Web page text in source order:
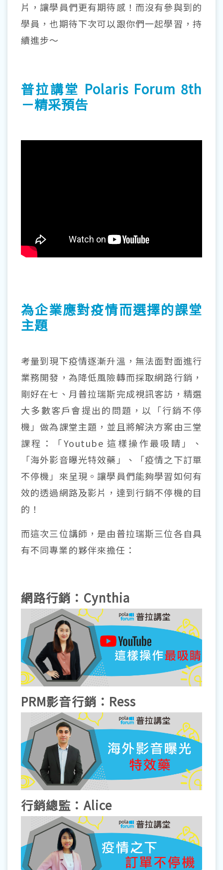
片，讓學員們更有期待感！而沒有參與到的
學員，也期待下次可以跟你們一起學習，持
續進步～
普拉講堂 Polaris Forum 8th
－精采預告
為企業應對疫情而選擇的課堂
主題
考量到現下疫情逐漸升溫，無法面對面進行
業務開發，為降低風險轉而採取網路行銷，
剛好在七、月普拉瑞斯完成視訊客訪，精選
大多數客戶會提出的問題，以「行銷不停
機」做為課堂主題，並且將解決方案由三堂
課程：「Youtube 這樣操作最吸睛」、
「海外影音曝光特效藥」、「疫情之下訂單
不停機」來呈現。讓學員們能夠學習如何有
效的透過網路及影片，達到行銷不停機的目
的！
而這次三位講師，是由普拉瑞斯三位各自具
有不同專業的夥伴來擔任：
網路行銷：Cynthia
PRM影音行銷：Ress
行銷總監：Alice